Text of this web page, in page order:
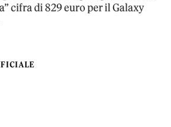
cifra di 829 euro per il Galaxy